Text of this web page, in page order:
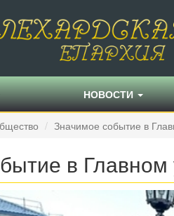
НОВОСТИ
Значимое событие в
в